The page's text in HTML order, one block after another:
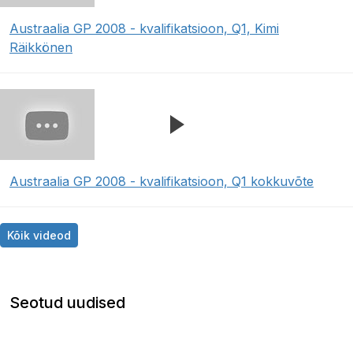
Austraalia GP 2008 - kvalifikatsioon, Q1, Kimi
Räikkönen
Austraalia GP 2008 - kvalifikatsioon, Q1 kokkuvõte
Kõik videod
Seotud uudised